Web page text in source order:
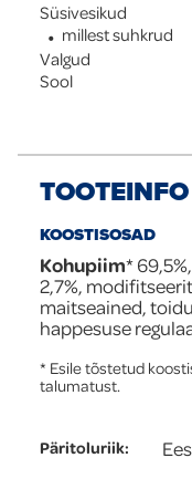
Süsivesikud
millest suhkrud
Valgud
Sool
TOOTEINFO
KOOSTISOSAD
Kohupiim* 69,5%,
2,7%,
maitseained,
happesuse
* Esile tõstetud
talumatust.
Päritoluriik: